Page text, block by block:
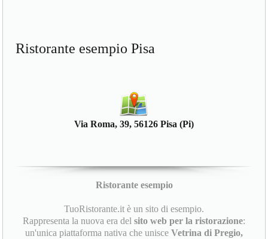
Ristorante esempio Pisa
Via Roma, 39, 56126 Pisa (Pi)
Ristorante esempio
TuoRistorante.it è un sito di esempio.
Rappresenta la nuova era del sito web per la ristorazione:
un'unica piattaforma nativa che unisce Vetrina di Pregio,